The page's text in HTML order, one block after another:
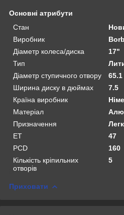
Основні атрибути
Стан
Виробник
Діаметр колеса/диска
17"
Тип
Діаметр ступичного отвору
Ширина диску в дюймах
7.5
Країна виробник
Матеріал
Призначення
ET
47
PCD
160
Кількість кріпильних
отворів
5
Приховати